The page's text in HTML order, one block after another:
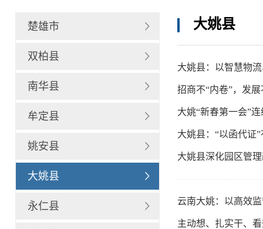
楚雄市
双柏县
南华县
牟定县
姚安县
大姚县
永仁县
大姚县
大姚县：以智慧物
招商不“内卷”，发
大姚“新春第一会”
大姚县：“以函代证
大姚县深化园区管
云南大姚：以高效
主动想、扎实干、